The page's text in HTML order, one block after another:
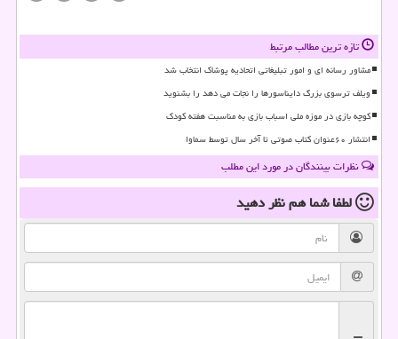
تازه ترین مطالب مرتبط
مشاور رسانه ای و امور تبلیغاتی اتحادیه پوشاک انتخاب شد
ویلف ترسوی بزرگ دایناسورها را نجات می دهد را بشنوید
کوچه بازی در موزه ملی اسباب بازی به مناسبت هفته کودک
انتشار ۶۰عنوان کتاب صوتی تا آخر سال توسط سماوا
نظرات بینندگان در مورد این مطلب
لطفا شما همنظر دهید